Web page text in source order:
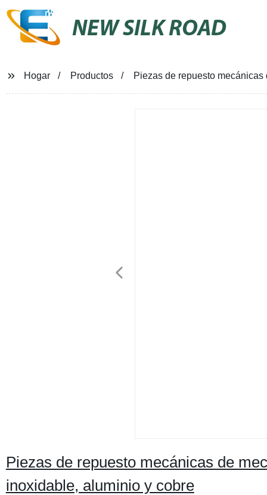
NEW SILK ROAD
Hogar Productos Piezas de repuesto
Piezas de repuesto mecánicas de
inoxidable, aluminio y cobre